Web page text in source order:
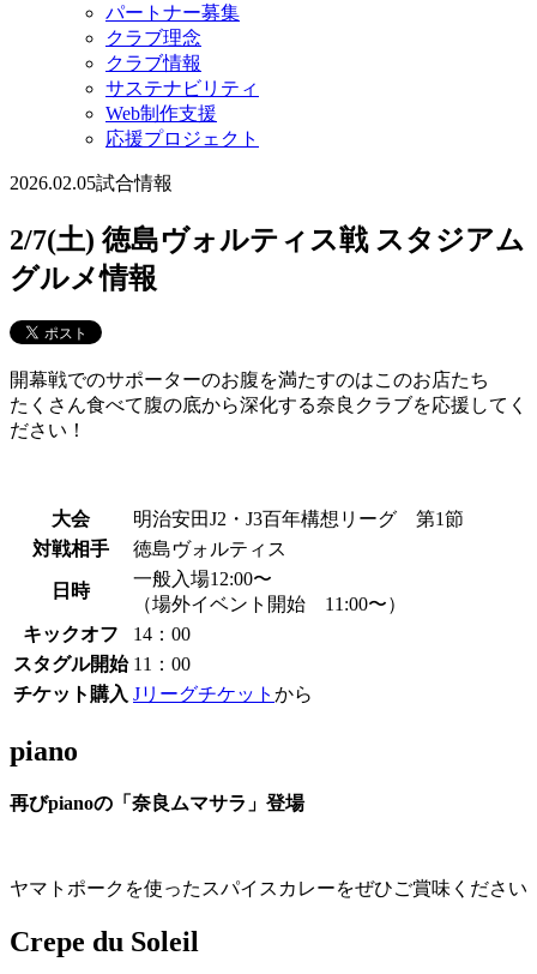
パートナー募集
クラブ理念
クラブ情報
サステナビリティ
Web制作支援
応援プロジェクト
2026.02.05試合情報
2/7(土) 徳島ヴォルティス戦 スタジアム
グルメ情報
開幕戦でのサポーターのお腹を満たすのはこのお店たち
たくさん食べて腹の底から深化する奈良クラブを応援してく
ださい！
大会
明治安田J2・J3百年構想リーグ 第1節
対戦相手
徳島ヴォルティス
日時
一般入場12:00〜
（場外イベント開始 11:00〜）
キックオフ
14：00
スタグル開始 11：00
チケット購入 Jリーグチケット から
piano
再びpianoの「奈良ムマサラ」登場
ヤマトポークを使ったスパイスカレーをぜひご賞味ください
Crepe du Soleil